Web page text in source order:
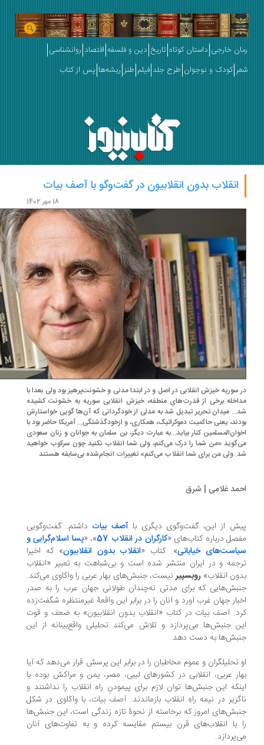
خارجی داستان کوتاه تاریخ دین و فلسفه اقتصاد روانشناسی
کودک و نوجوان طرح جلد فیلم طنز ریشه‌ها پس از کتاب
انقلاب بدون انقلابیون در گفت‌وگو با آصف بیات
سوریه خیزش انقلابی در اصل و در ابتدا مدنی و خشونت‌پرهیز بود ولی بعدا با
برخی از قدرت‌های منطقه، خیزش انقلابی سوریه به خشونت کشیده
میدان تحریر تبدیل شد به مدلی از خودگردانی که آن‌ها گویی خواستارش
یعنی حاکمیت دموکراتیک، همکاری، و ازخودگذشتگی... آمریکا حاضر بود با
کنار بیاید...به عبارت دیگر، بن سلمان به جوانان و زنان سعودی
«من شما را درک می‌کنم، ولی شما انقلاب نکنید چون سرکوب خواهید
ولی من برای شما انقلاب می‌کنم» تغییرات انجام‌شده بی‌سابقه هستند
غلامی | شرق
از این، گفت‌وگوی دیگری باآصف بیاتداشتم. گفت‌وگویی
درباره کتاب‌های «کارگران در انقلاب 57 »، «پسا اسلام‌گرایی و
خیابانی». کتاب «انقلاب بدون انقلابیون» که اخیرا
و در ایران منتشر شده است و بی‌شباهت به‌ تعبیر «انقلاب
انقلاب»روبسپیرنیست، جنبش‌های بهار عربی را واکاوی می‌کند.
که برای مدتی نه‌چندان طولانی جهان عرب را به صدر
جهان غرب آورد و آنان را در برابر این واقعۀ غیرمنتظره شگفت‌زده
آصف بیات در کتاب «انقلاب بدون انقلابیون» به ضعف و قوت
جنبش‌ها می‌پردازد و تلاش می‌کند تحلیلی واقع‌بینانه از این
به دست دهد.
تحلیلگران و عموم مخاطبان را در برابر این پرسش قرار می‌دهد که آیا
عربی، انقلابی در کشورهای لیبی، مصر، یمن و مراکش بوده یا
این جنبش‌ها توان لازم برای پیمودنِ راه انقلاب را نداشتند و
در نیمه‌ راهِ انقلاب بازماندند. آصف بیات، با واکاوی در شکل
امروز که برخاسته از نحوۀ تازه زندگی است، این جنبش‌ها
با انقلاب‌های قرن بیستم مقایسه کرده و به تفاوت‌های آنان